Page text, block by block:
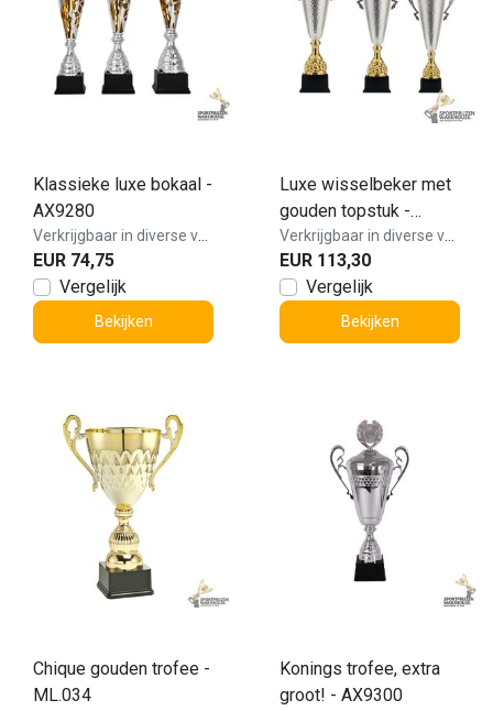
Klassieke luxe bokaal -
AX9280
EUR 74,75
Vergelijk
Bekijken
Luxe wisselbeker met
gouden topstuk -
AX9060
EUR 113,30
Vergelijk
Bekijken
Chique gouden trofee -
ML.034
Konings trofee, extra
groot! - AX9300